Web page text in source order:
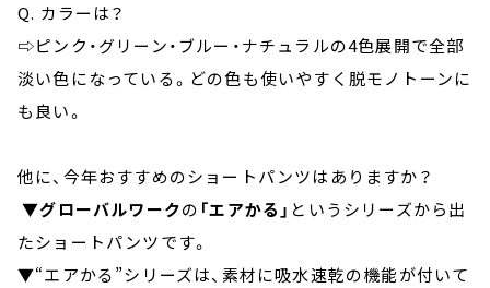
Q. カラーは？
⇨ピンク・グリーン・ブルー・ナチュラルの4色展開で全部
淡い色になっている。どの色も使いやすく脱モノトーンに
も良い。
他に、今年おすすめのショートパンツはありますか？
▼グローバルワークの 「エアかる」 というシリーズから出
たショートパンツです。
▼“エアかる”シリーズは、素材に吸水速乾の機能が付いて